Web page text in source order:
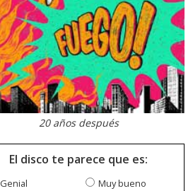
20 años después
El disco te parece que es:
Genial
Muy bueno